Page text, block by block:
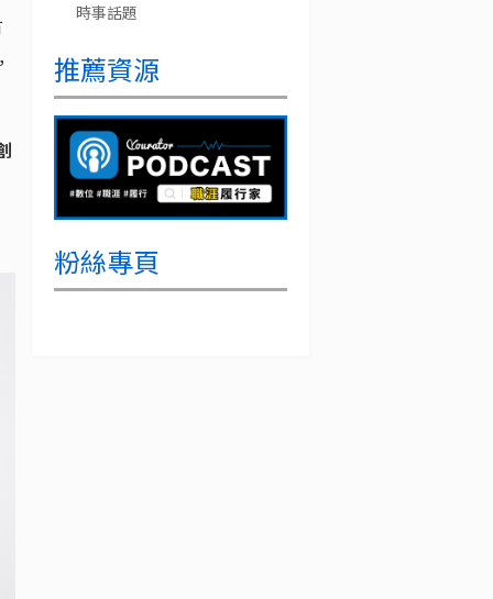
時事話題
推薦資源
粉絲專頁